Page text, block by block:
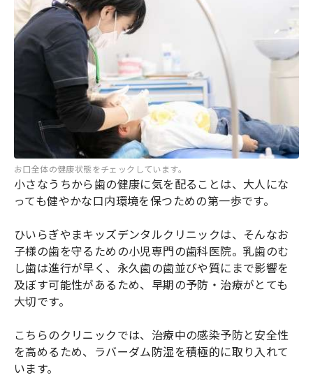
お口全体の健康状態をチェックしています。
小さなうちから歯の健康に気を配ることは、大人にな
っても健やかな口内環境を保つための第一歩です。
ひいらぎやまキッズデンタルクリニックは、そんなお
子様の歯を守るための小児専門の歯科医院。乳歯のむ
し歯は進行が早く、永久歯の歯並びや質にまで影響を
及ぼす可能性があるため、早期の予防・治療がとても
大切です。
こちらのクリニックでは、治療中の感染予防と安全性
を高めるため、ラバーダム防湿を積極的に取り入れて
います。